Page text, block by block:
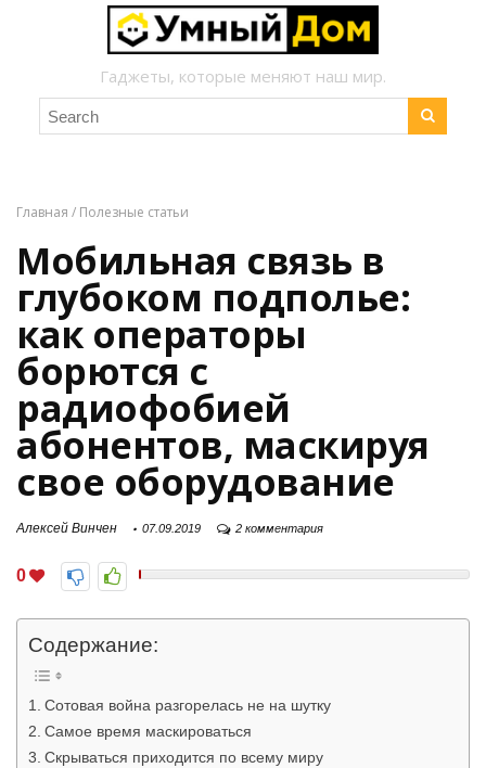
Гаджеты, которые меняют наш мир.
Главная / Полезные статьи
Мобильная связь в
глубоком подполье:
как операторы
борются с
радиофобией
абонентов, маскируя
свое оборудование
Алексей Винчен 07.09.2019 2 комментария
0
Содержание:
Сотовая война разгорелась не на шутку
Самое время маскироваться
Скрываться приходится по всему миру